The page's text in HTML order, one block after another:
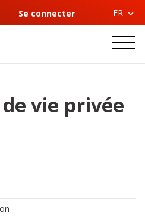
Se connecter FR
vie privée